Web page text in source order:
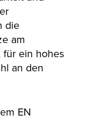
die
am
ein hohes
an den
EN